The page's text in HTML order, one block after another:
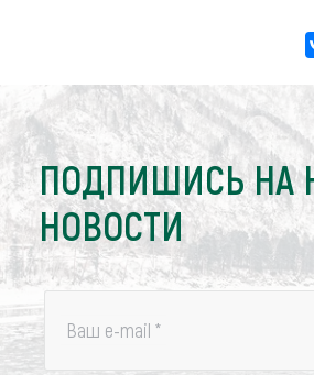
ПОДПИШИСЬ НА
НОВОСТИ
Ваш e-mail *